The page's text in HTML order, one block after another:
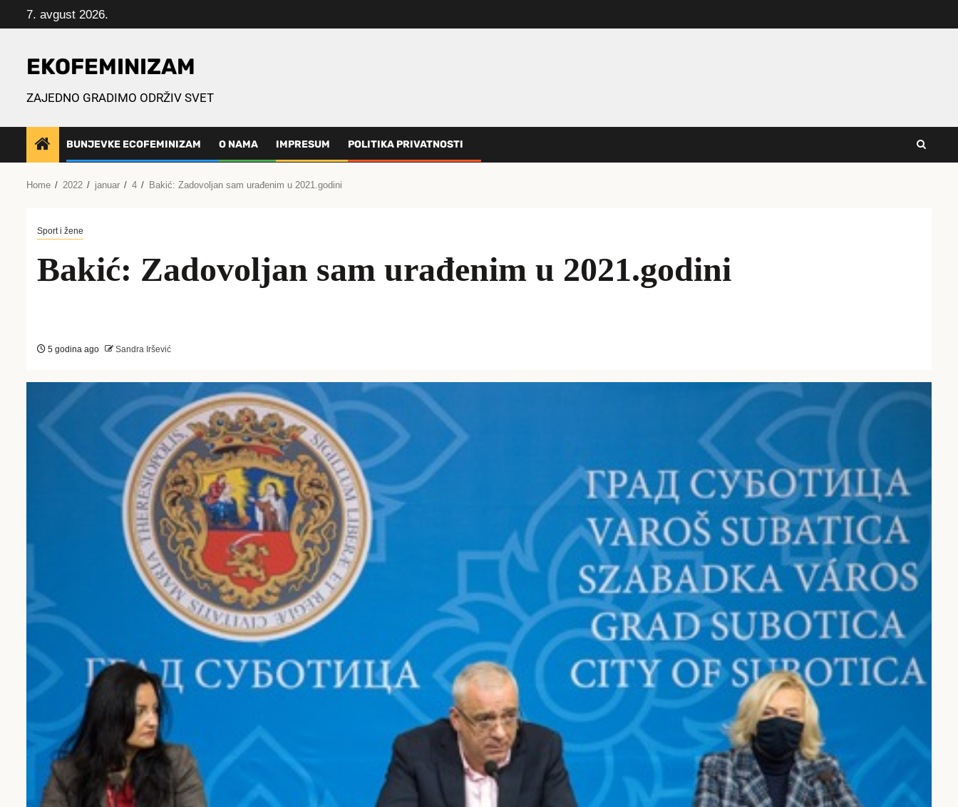
to
7. avgust 2026.
EKOFEMINIZAM
ZAJEDNO GRADIMO ODRŽIV SVET
BUNJEVKE ECOFEMINIZAM O NAMA IMPRESUM POLITIKA PRIVATNOSTI
Home 2022 januar 4 Bakić: Zadovoljan sam urađenim u 2021.godini
Sport i žene
Bakić: Zadovoljan sam urađenim u 2021.godini
5 godina ago Sandra Iršević